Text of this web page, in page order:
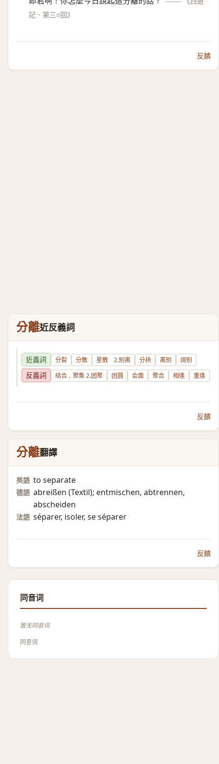
記．第三○回》
反饋
分離近反義詞
近義詞 分裂 分散 星散 2.别离 分袂 离别 阔别
反義詞 结合﹑聚集 2.团聚 团圆 会面 聚合 相逢 重逢
反饋
分離翻譯
英語 to separate
德語 abreißen (Textil)​; entmischen, abtrennen,
abscheiden
法語 séparer, isoler, se séparer
反饋
同音词
暂无同音词
同音词